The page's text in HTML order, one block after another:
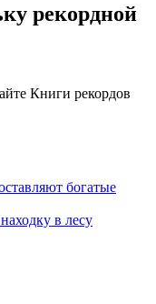
рекордной
Книги рекордов
богатые
в лесу